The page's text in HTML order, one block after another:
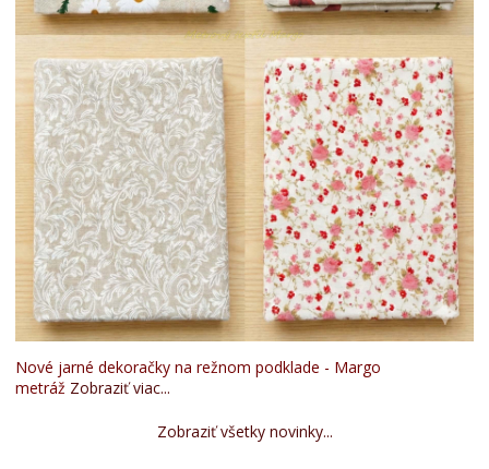
Nové jarné dekoračky na režnom podklade - Margo
metráž Zobraziť viac...
Zobraziť všetky novinky...